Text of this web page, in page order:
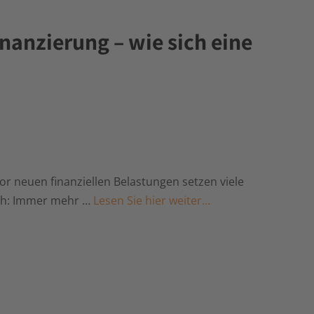
– wie sich eine
neuen finanziellen Belastungen setzen viele
Immer mehr … Lesen Sie hier weiter…